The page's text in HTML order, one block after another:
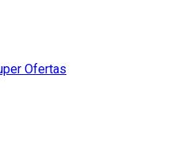
Ofertas